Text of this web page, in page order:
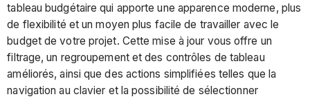
tableau budgétaire qui apporte une apparence moderne, plus
de flexibilité et un moyen plus facile de travailler avec le
budget de votre projet. Cette mise à jour vous offre un
filtrage, un regroupement et des contrôles de tableau
améliorés, ainsi que des actions simplifiées telles que la
navigation au clavier et la possibilité de sélectionner